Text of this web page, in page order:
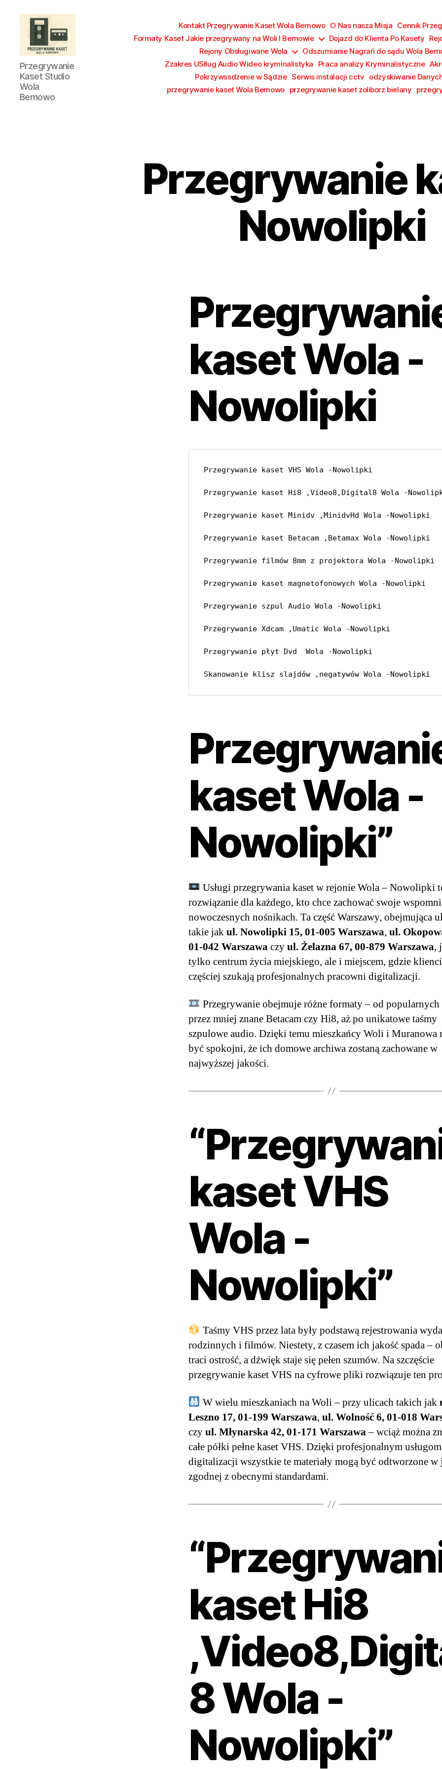
Przegrywanie
Kaset
Studio
Wola
Bemowo
Przegrywanie
Kaset Studio
Wola
Bemowo
Kontakt Przegrywanie Kaset Wola Bemowo O Nas nasza Misja Cennik
Formaty Kaset Jakie przegrywany na Woli I Bemowie
Dojazd do Klienta Po Kasety
Rejony Obsługiwane Wola
Odszumianie Nagrań do sądu Wola
Zzakres USłlug Audio Wideo kryminalistyka
Praca analizy Kryminalistyczne
Pokrzywssdzenie w Sądzie Serwis instalacji cctv odzyskiwanie
przegrywanie kaset Wola Bemowo przegrywanie kaset żoliborz bielany
Przegrywanie
Nowolipki
kaset Wola -
Nowolipki
Przegrywanie kaset VHS Wola -Nowolipki
Przegrywanie kaset Hi8 ,Video8,Digital8 Wola -
Przegrywanie kaset Minidv ,MinidvHd Wola -Nowolipki
Przegrywanie kaset Betacam ,Betamax Wola -Nowolipki
Przegrywanie filmów 8mm z projektora Wola -Nowolipki
Przegrywanie kaset magnetofonowych Wola -Nowolipki
Przegrywanie szpul Audio Wola -Nowolipki
Przegrywanie Xdcam ,Umatic Wola -Nowolipki
Przegrywanie płyt Dvd  Wola -Nowolipki
Skanowanie klisz slajdów ,negatywów Wola -Nowolipki
kaset Wola -
Nowolipki”
Usługi przegrywania kaset w rejonie Wola – Nowolipki
rozwiązanie dla każdego, kto chce zachować swoje
nowoczesnych nośnikach. Ta część Warszawy, obejmująca
takie jakul. Nowolipki 15, 01-005 Warszawa, ul.
01-042 Warszawaczyul. Żelazna 67, 00-879 Warszawa,
tylko centrum życia miejskiego, ale i miejscem, gdzie
częściej szukają profesjonalnych pracowni digitalizacji.
Przegrywanie obejmuje różne formaty – od
przez mniej znane Betacam czy Hi8, aż po unikatowe taśmy
szpulowe audio. Dzięki temu mieszkańcy Woli i Muranowa
być spokojni, że ich domowe archiwa zostaną zachowane w
najwyższej jakości.
kaset VHS
Wola -
Nowolipki”
Taśmy VHS przez lata były podstawą rejestrowania
rodzinnych i filmów. Niestety, z czasem ich jakość spada –
traci ostrość, a dźwięk staje się pełen szumów. Na szczęście
przegrywanie kaset VHS na cyfrowe pliki rozwiązuje ten
W wielu mieszkaniach na Woli – przy ulicach takich jak
Leszno 17, 01-199 Warszawa, ul. Wolność 6, 01-018
czyul. Młynarska 42, 01-171 Warszawa– wciąż można
całe półki pełne kaset VHS. Dzięki profesjonalnym usługom
digitalizacji wszystkie te materiały mogą być odtworzone w
zgodnej z obecnymi standardami.
kaset Hi8
8 Wola -
Nowolipki”